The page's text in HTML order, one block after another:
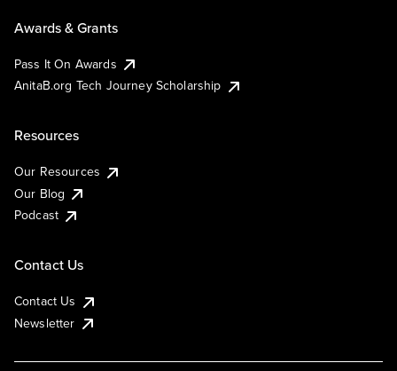
Awards & Grants
Pass It On Awards
AnitaB.org Tech Journey Scholarship
Resources
Our Resources
Our Blog
Podcast
Contact Us
Contact Us
Newsletter